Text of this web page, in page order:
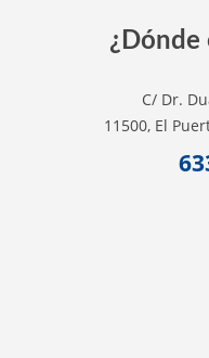
¿Dónde
C/ Dr.
11500, El